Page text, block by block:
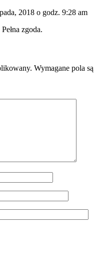
2018 o godz. 9:28 am
zgoda.
Wymagane pola są